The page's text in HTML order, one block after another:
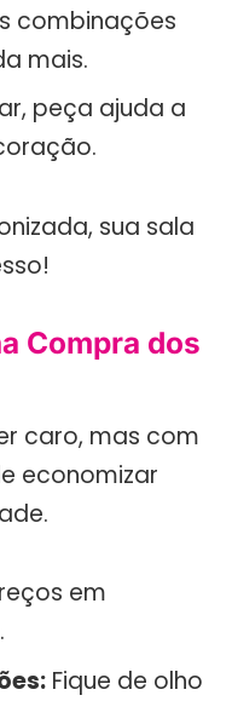
combinações
mais.
peça ajuda a
sua sala
Compra dos
caro, mas com
economizar
em
Fique de olho